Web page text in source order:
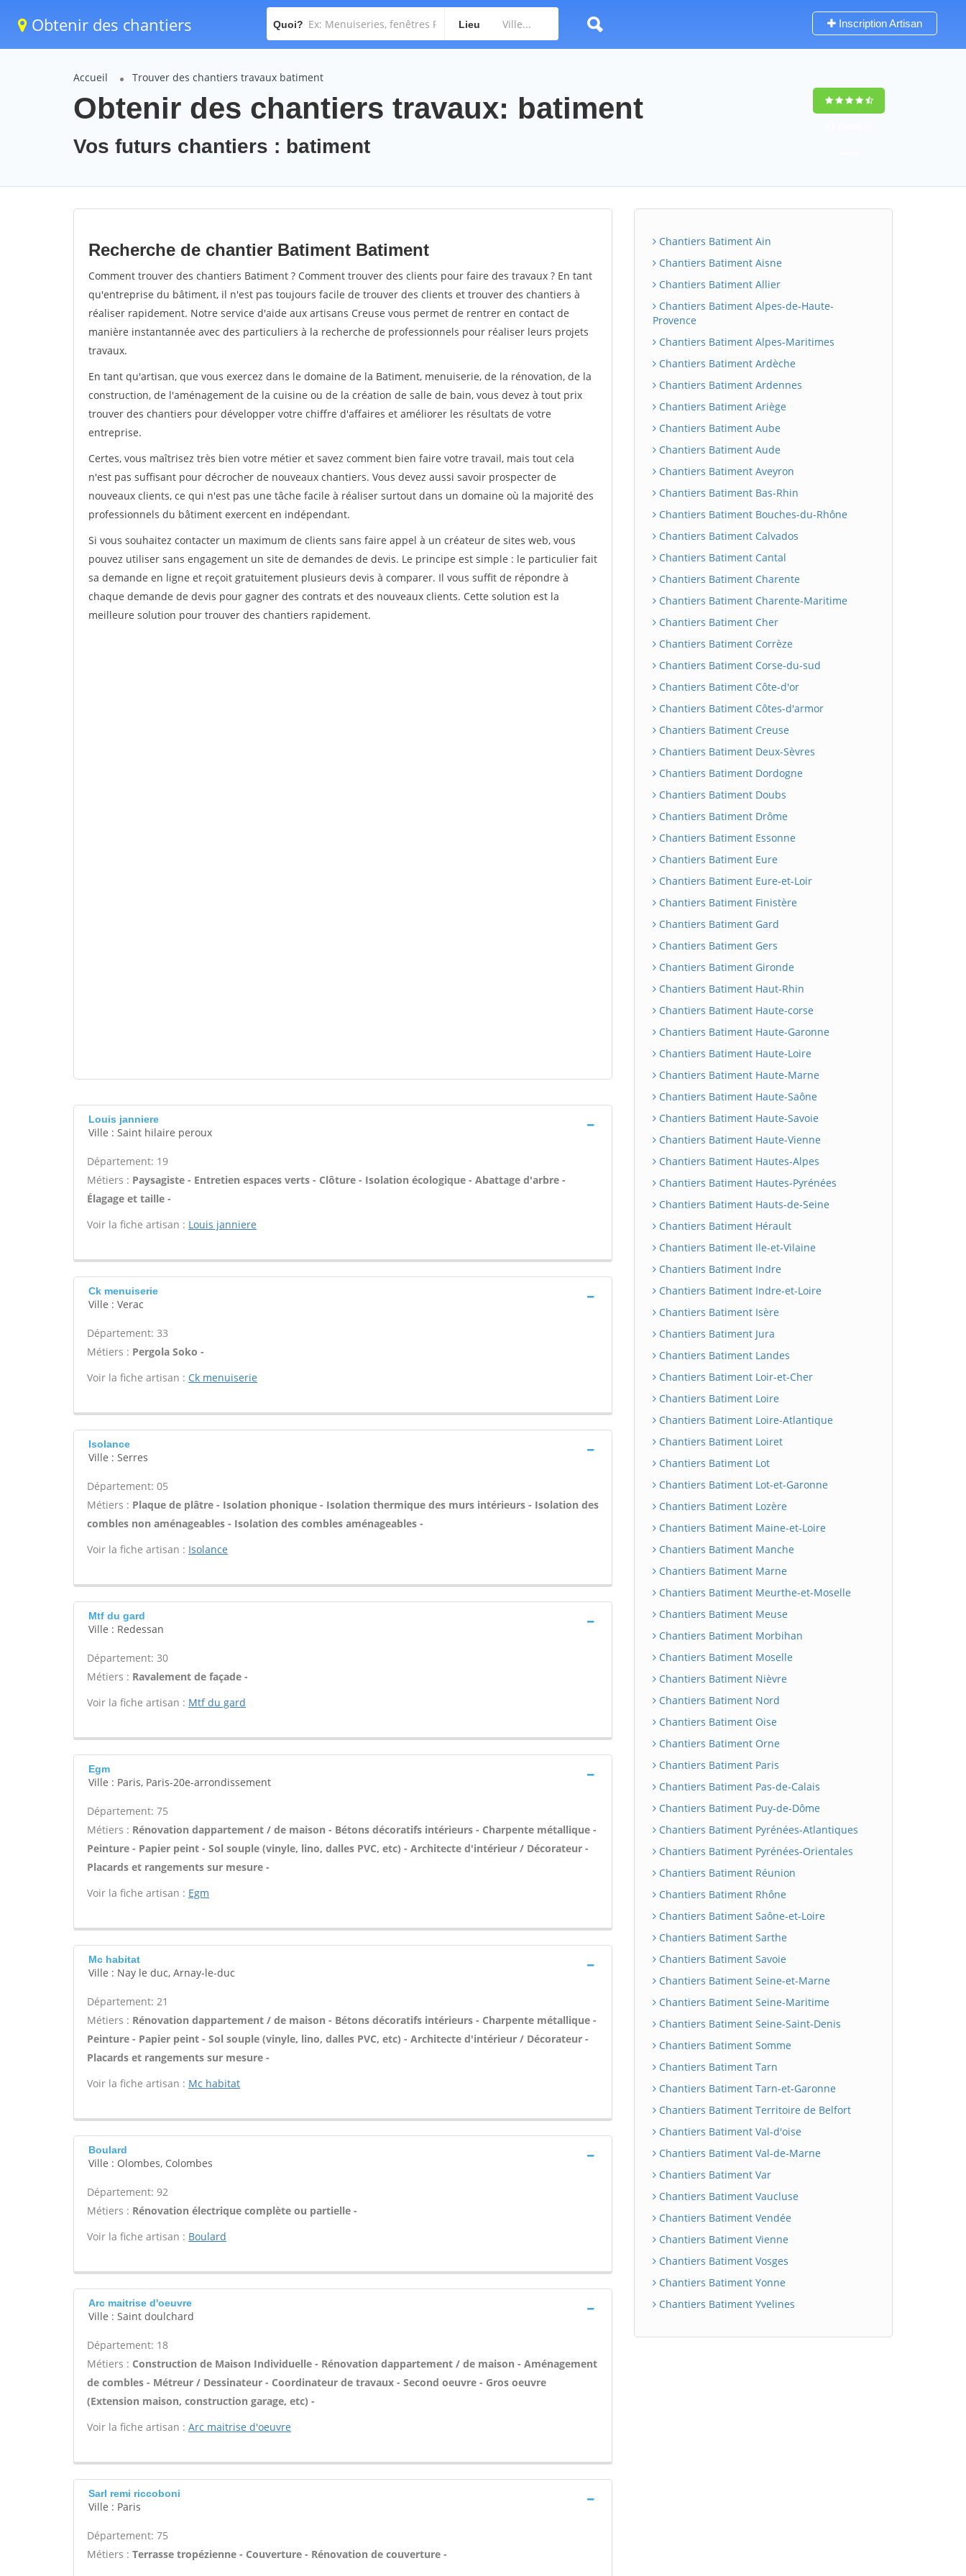
Obtenir des chantiers Quoi? Lieu Inscription Artisan
Accueil Trouver des chantiers travaux batiment
Obtenir des chantiers travaux: batiment
Vos futurs chantiers : batiment
Recherche de chantier Batiment Batiment
Comment trouver des chantiers Batiment ? Comment trouver des clients pour faire des travaux ? En tant
qu'entreprise du bâtiment, il n'est pas toujours facile de trouver des clients et trouver des chantiers à
réaliser rapidement. Notre service d'aide aux artisans Creuse vous permet de rentrer en contact de
manière instantannée avec des particuliers à la recherche de professionnels pour réaliser leurs projets
travaux.
En tant qu'artisan, que vous exercez dans le domaine de la Batiment, menuiserie, de la rénovation, de la
construction, de l'aménagement de la cuisine ou de la création de salle de bain, vous devez à tout prix
trouver des chantiers pour développer votre chiffre d'affaires et améliorer les résultats de votre
entreprise.
Certes, vous maîtrisez très bien votre métier et savez comment bien faire votre travail, mais tout cela
n'est pas suffisant pour décrocher de nouveaux chantiers. Vous devez aussi savoir prospecter de
nouveaux clients, ce qui n'est pas une tâche facile à réaliser surtout dans un domaine où la majorité des
professionnels du bâtiment exercent en indépendant.
Si vous souhaitez contacter un maximum de clients sans faire appel à un créateur de sites web, vous
pouvez utiliser sans engagement un site de demandes de devis. Le principe est simple : le particulier fait
sa demande en ligne et reçoit gratuitement plusieurs devis à comparer. Il vous suffit de répondre à
chaque demande de devis pour gagner des contrats et des nouveaux clients. Cette solution est la
meilleure solution pour trouver des chantiers rapidement.
Louis janniere
Ville : Saint hilaire peroux
Département: 19
Métiers : Paysagiste - Entretien espaces verts - Clôture - Isolation écologique - Abattage d'arbre -
Élagage et taille -
Voir la fiche artisan : Louis janniere
Ck menuiserie
Ville : Verac
Département: 33
Métiers : Pergola Soko -
Voir la fiche artisan : Ck menuiserie
Isolance
Ville : Serres
Département: 05
Métiers : Plaque de plâtre - Isolation phonique - Isolation thermique des murs intérieurs - Isolation des
combles non aménageables - Isolation des combles aménageables -
Voir la fiche artisan : Isolance
Mtf du gard
Ville : Redessan
Département: 30
Métiers : Ravalement de façade -
Voir la fiche artisan : Mtf du gard
Egm
Ville : Paris, Paris-20e-arrondissement
Département: 75
Métiers : Rénovation dappartement / de maison - Bétons décoratifs intérieurs - Charpente métallique -
Peinture - Papier peint - Sol souple (vinyle, lino, dalles PVC, etc) - Architecte d'intérieur / Décorateur -
Placards et rangements sur mesure -
Voir la fiche artisan : Egm
Mc habitat
Ville : Nay le duc, Arnay-le-duc
Département: 21
Métiers : Rénovation dappartement / de maison - Bétons décoratifs intérieurs - Charpente métallique -
Peinture - Papier peint - Sol souple (vinyle, lino, dalles PVC, etc) - Architecte d'intérieur / Décorateur -
Placards et rangements sur mesure -
Voir la fiche artisan : Mc habitat
Boulard
Ville : Olombes, Colombes
Département: 92
Métiers : Rénovation électrique complète ou partielle -
Voir la fiche artisan : Boulard
Arc maitrise d'oeuvre
Ville : Saint doulchard
Département: 18
Métiers : Construction de Maison Individuelle - Rénovation dappartement / de maison - Aménagement
de combles - Métreur / Dessinateur - Coordinateur de travaux - Second oeuvre - Gros oeuvre
(Extension maison, construction garage, etc) -
Voir la fiche artisan : Arc maitrise d'oeuvre
Sarl remi riccoboni
Ville : Paris
Département: 75
Métiers : Terrasse tropézienne - Couverture - Rénovation de couverture -
Chantiers Batiment Ain
Chantiers Batiment Aisne
Chantiers Batiment Allier
Chantiers Batiment Alpes-de-Haute-
Provence
Chantiers Batiment Alpes-Maritimes
Chantiers Batiment Ardèche
Chantiers Batiment Ardennes
Chantiers Batiment Ariège
Chantiers Batiment Aube
Chantiers Batiment Aude
Chantiers Batiment Aveyron
Chantiers Batiment Bas-Rhin
Chantiers Batiment Bouches-du-Rhône
Chantiers Batiment Calvados
Chantiers Batiment Cantal
Chantiers Batiment Charente
Chantiers Batiment Charente-Maritime
Chantiers Batiment Cher
Chantiers Batiment Corrèze
Chantiers Batiment Corse-du-sud
Chantiers Batiment Côte-d'or
Chantiers Batiment Côtes-d'armor
Chantiers Batiment Creuse
Chantiers Batiment Deux-Sèvres
Chantiers Batiment Dordogne
Chantiers Batiment Doubs
Chantiers Batiment Drôme
Chantiers Batiment Essonne
Chantiers Batiment Eure
Chantiers Batiment Eure-et-Loir
Chantiers Batiment Finistère
Chantiers Batiment Gard
Chantiers Batiment Gers
Chantiers Batiment Gironde
Chantiers Batiment Haut-Rhin
Chantiers Batiment Haute-corse
Chantiers Batiment Haute-Garonne
Chantiers Batiment Haute-Loire
Chantiers Batiment Haute-Marne
Chantiers Batiment Haute-Saône
Chantiers Batiment Haute-Savoie
Chantiers Batiment Haute-Vienne
Chantiers Batiment Hautes-Alpes
Chantiers Batiment Hautes-Pyrénées
Chantiers Batiment Hauts-de-Seine
Chantiers Batiment Hérault
Chantiers Batiment Ile-et-Vilaine
Chantiers Batiment Indre
Chantiers Batiment Indre-et-Loire
Chantiers Batiment Isère
Chantiers Batiment Jura
Chantiers Batiment Landes
Chantiers Batiment Loir-et-Cher
Chantiers Batiment Loire
Chantiers Batiment Loire-Atlantique
Chantiers Batiment Loiret
Chantiers Batiment Lot
Chantiers Batiment Lot-et-Garonne
Chantiers Batiment Lozère
Chantiers Batiment Maine-et-Loire
Chantiers Batiment Manche
Chantiers Batiment Marne
Chantiers Batiment Meurthe-et-Moselle
Chantiers Batiment Meuse
Chantiers Batiment Morbihan
Chantiers Batiment Moselle
Chantiers Batiment Nièvre
Chantiers Batiment Nord
Chantiers Batiment Oise
Chantiers Batiment Orne
Chantiers Batiment Paris
Chantiers Batiment Pas-de-Calais
Chantiers Batiment Puy-de-Dôme
Chantiers Batiment Pyrénées-Atlantiques
Chantiers Batiment Pyrénées-Orientales
Chantiers Batiment Réunion
Chantiers Batiment Rhône
Chantiers Batiment Saône-et-Loire
Chantiers Batiment Sarthe
Chantiers Batiment Savoie
Chantiers Batiment Seine-et-Marne
Chantiers Batiment Seine-Maritime
Chantiers Batiment Seine-Saint-Denis
Chantiers Batiment Somme
Chantiers Batiment Tarn
Chantiers Batiment Tarn-et-Garonne
Chantiers Batiment Territoire de Belfort
Chantiers Batiment Val-d'oise
Chantiers Batiment Val-de-Marne
Chantiers Batiment Var
Chantiers Batiment Vaucluse
Chantiers Batiment Vendée
Chantiers Batiment Vienne
Chantiers Batiment Vosges
Chantiers Batiment Yonne
Chantiers Batiment Yvelines